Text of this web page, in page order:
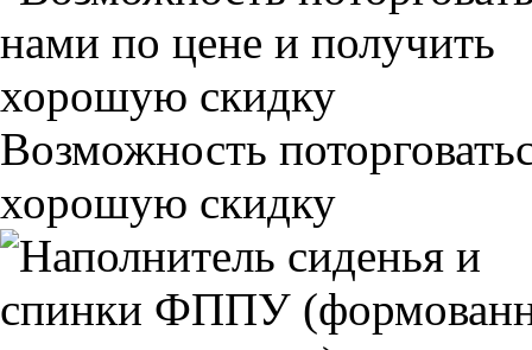
Возможность
хорошую скидку